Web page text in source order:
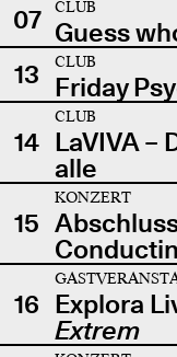
07
CLUB
Guess
13
CLUB
Friday
14
CLUB
LaVIVA –
alle
15
KONZERT
16 Explora
Extrem